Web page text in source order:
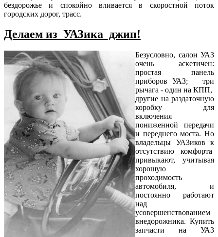
бездорожье и спокойно вливается в скоростной поток
городских дорог, трасс.
Делаем из УАЗика джип!
Безусловно, салон УАЗ
очень аскетичен:
простая панель
приборов УАЗ; три
рычага - один на КПП,
другие на раздаточную
коробку для
включения
пониженной передачи
и переднего моста. Но
владельцы УАЗиков к
отсутствию комфорта
привыкают, учитывая
хорошую
проходимость
автомобиля, и
постоянно работают
над
усовершенствованием
внедорожника. Купить
запчасти на УАЗ